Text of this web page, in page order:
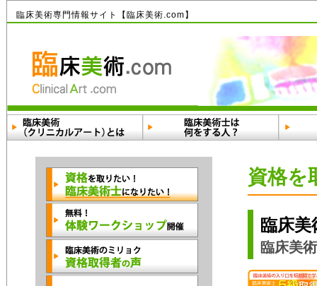
臨床美術専門情報サイト【臨床美術.com】
資格を
臨床
臨床美